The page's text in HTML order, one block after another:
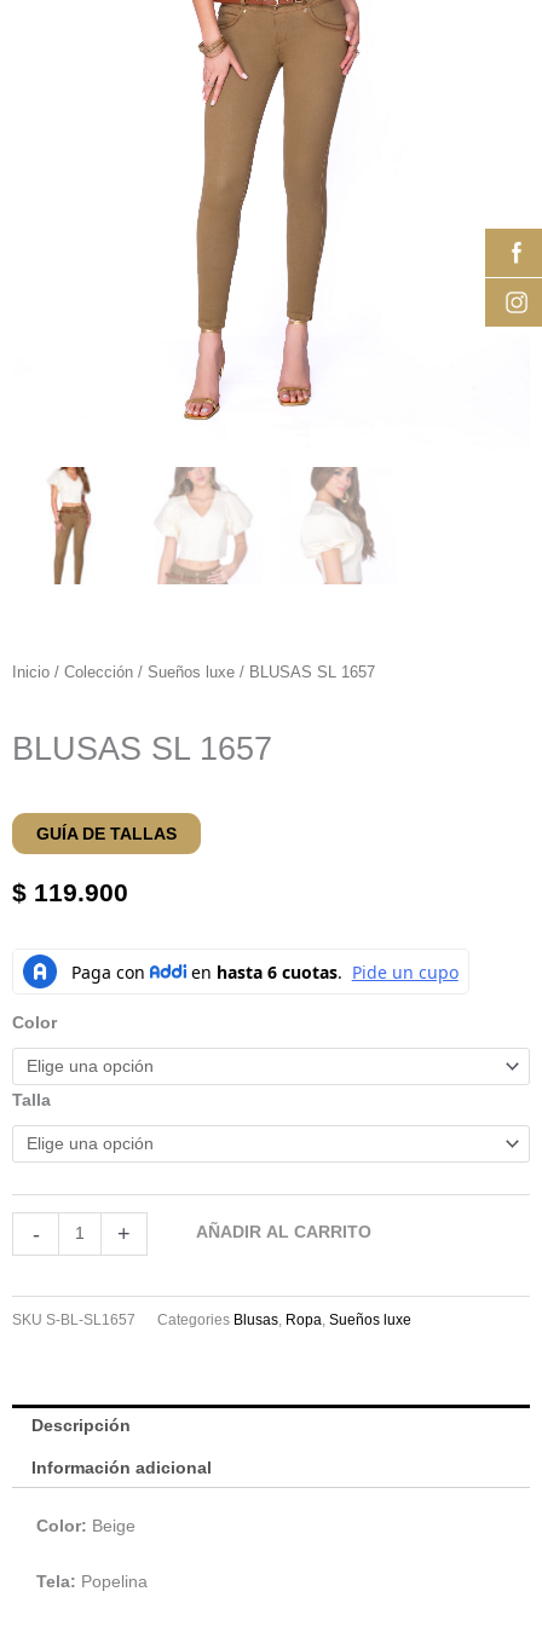
Inicio / Colección / Sueños luxe / BLUSAS SL 1657
BLUSAS SL 1657
GUÍA DE TALLAS
$ 119.900
Color
Talla
-
SL
+ AÑADIR AL CARRITO
SKU S-BL-SL1657 Categories Blusas Ropa Sueños luxe
Descripción
Información adicional
Color: Beige
Tela: Popelina